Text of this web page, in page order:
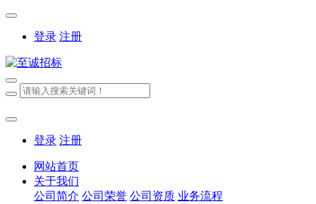
登录 注册
登录 注册
网站首页
关于我们
公司简介 公司荣誉 公司资质 业务流程